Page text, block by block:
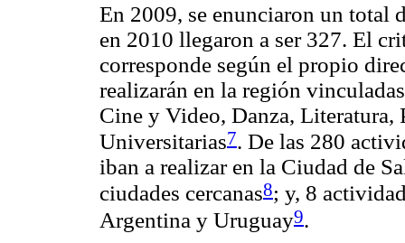
En 2009, se enunciaron un total
en 2010 llegaron a ser 327. El
corresponde según el propio
realizarán en la región
Cine y Video, Danza, Literatura,
Universitarias7. De las 280
iban a realizar en la Ciudad de
ciudades cercanas8; y, 8
Argentina y Uruguay9.